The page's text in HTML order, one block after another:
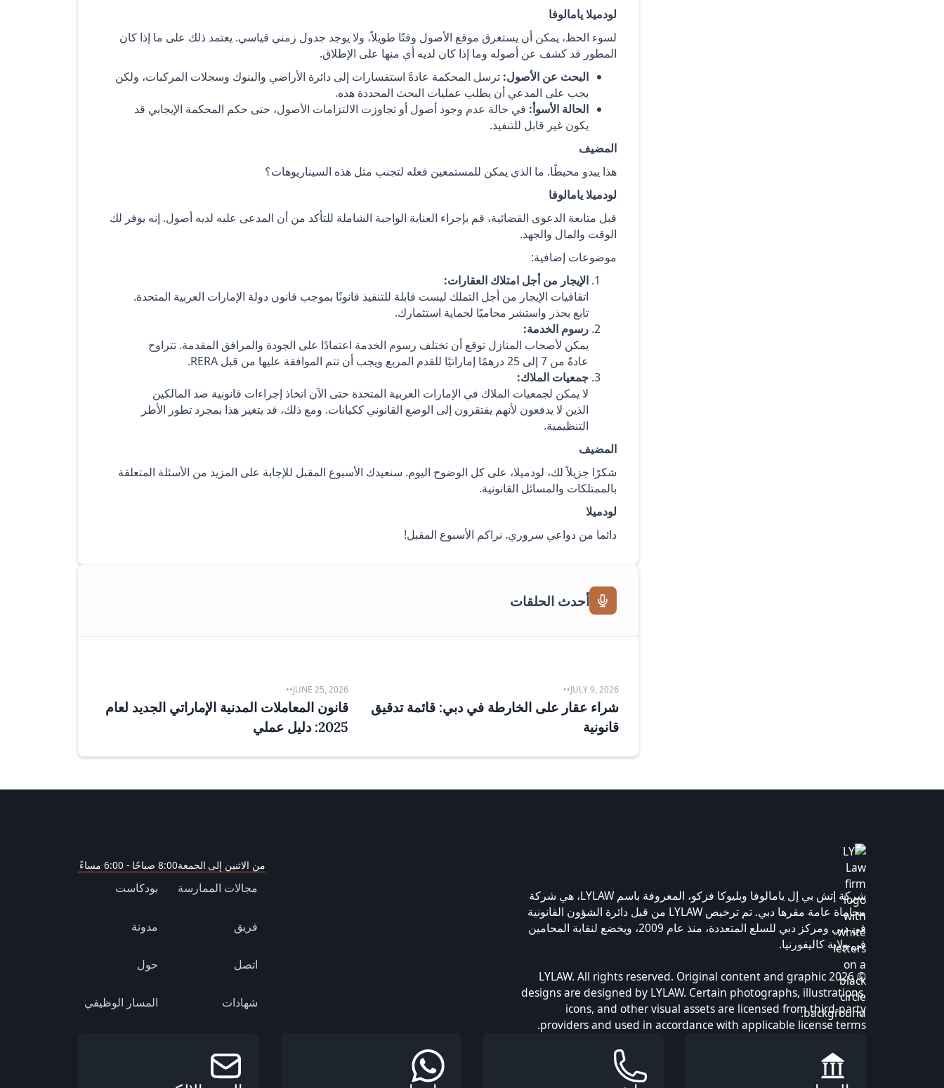
لودميلا يامالوفا
لسوء الحظ، يمكن أن يستغرق موقع الأصول وقتًا طويلاً، ولا يوجد جدول زمني قياسي. يعتمد ذلك على ما إذا كان
المطور قد كشف عن أصوله وما إذا كان لديه أي منها على الإطلاق.
البحث عن الأصول: ترسل المحكمة عادةً استفسارات إلى دائرة الأراضي والبنوك وسجلات المركبات، ولكن
يجب على المدعي أن يطلب عمليات البحث المحددة هذه.
الحالة الأسوأ: في حالة عدم وجود أصول أو تجاوزت الالتزامات الأصول، حتى حكم المحكمة الإيجابي قد
يكون غير قابل للتنفيذ.
المضيف
هذا يبدو محبطًا. ما الذي يمكن للمستمعين فعله لتجنب مثل هذه السيناريوهات؟
لودميلا يامالوفا
قبل متابعة الدعوى القضائية، قم بإجراء العناية الواجبة الشاملة للتأكد من أن المدعى عليه لديه أصول. إنه يوفر لك
الوقت والمال والجهد.
موضوعات إضافية:
الإيجار من أجل امتلاك العقارات:
اتفاقيات الإيجار من أجل التملك ليست قابلة للتنفيذ قانونًا بموجب قانون دولة الإمارات العربية المتحدة.
تابع بحذر واستشر محاميًا لحماية استثمارك.
رسوم الخدمة:
يمكن لأصحاب المنازل توقع أن تختلف رسوم الخدمة اعتمادًا على الجودة والمرافق المقدمة. تتراوح
عادةً من 7 إلى 25 درهمًا إماراتيًا للقدم المربع ويجب أن تتم الموافقة عليها من قبل RERA.
جمعيات الملاك:
لا يمكن لجمعيات الملاك في الإمارات العربية المتحدة حتى الآن اتخاذ إجراءات قانونية ضد المالكين
الذين لا يدفعون لأنهم يفتقرون إلى الوضع القانوني ككيانات. ومع ذلك، قد يتغير هذا بمجرد تطور الأطر
التنظيمية.
المضيف
شكرًا جزيلاً لك، لودميلا، على كل الوضوح اليوم. سنعيدك الأسبوع المقبل للإجابة على المزيد من الأسئلة المتعلقة
بالممتلكات والمسائل القانونية.
لودميلا
دائما من دواعي سروري. نراكم الأسبوع المقبل!
أحدث الحلقات
JULY 9, 2026
•
•
شراء عقار على الخارطة في دبي: قائمة تدقيق
قانونية
JUNE 25, 2026
•
•
قانون المعاملات المدنية الإماراتي الجديد لعام
2025: دليل عملي
شركة إتش بي إل يامالوفا وبليوكا فزكو، المعروفة باسم LYLAW، هي شركة
محاماة عامة مقرها دبي. تم ترخيص LYLAW من قبل دائرة الشؤون القانونية
في دبي ومركز دبي للسلع المتعددة، منذ عام 2009، ويخضع لنقابة المحامين
في ولاية كاليفورنيا.
© 2026 LYLAW. All rights reserved. Original content and graphic
designs are designed by LYLAW. Certain photographs, illustrations,
icons, and other visual assets are licensed from third-party
providers and used in accordance with applicable license terms.
من الاثنين إلى الجمعة8:00 صباحًا - 6:00 مساءً
مجالات الممارسة بودكاست
فريق مدونة
اتصل حول
شهادات المسار الوظيفي